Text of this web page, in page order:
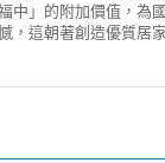
中」的附加價值，為
，這朝著創造優質居